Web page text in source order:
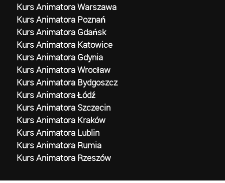
Kurs Animatora Warszawa
Kurs Animatora Poznań
Kurs Animatora Gdańsk
Kurs Animatora Katowice
Kurs Animatora Gdynia
Kurs Animatora Wrocław
Kurs Animatora Bydgoszcz
Kurs Animatora Łódź
Kurs Animatora Szczecin
Kurs Animatora Kraków
Kurs Animatora Lublin
Kurs Animatora Rumia
Kurs Animatora Rzeszów